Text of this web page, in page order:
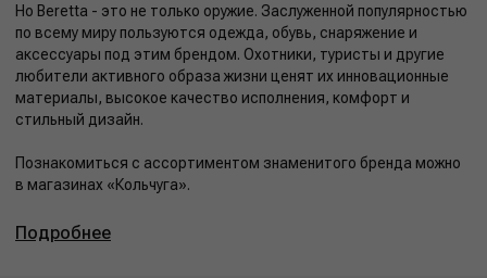
Но Beretta - это не только оружие. Заслуженной популярностью
по всему миру пользуются одежда, обувь, снаряжение и
аксессуары под этим брендом. Охотники, туристы и другие
любители активного образа жизни ценят их инновационные
материалы, высокое качество исполнения, комфорт и
стильный дизайн.
Познакомиться с ассортиментом знаменитого бренда можно
в магазинах «Кольчуга».
Подробнее